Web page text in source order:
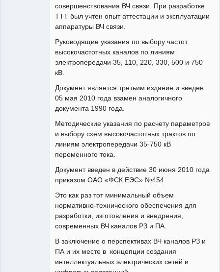
совершенствования ВЧ связи. При разработке
ТТТ был учтен опыт аттестации и эксплуатации
аппаратуры ВЧ связи.
Руководящие указания по выбору частот
высокочастотных каналов по линиям
электропередачи 35, 110, 220, 330, 500 и 750
кВ.
Документ является третьим издание и введен
05 мая 2010 года взамен аналогичного
документа 1990 года.
Методические указания по расчету параметров
и выбору схем высокочастотных трактов по
линиям электропередачи 35-750 кВ
переменного тока.
Документ введен в действие 30 июня 2010 года
приказом ОАО «ФСК ЕЭС» №454
Это как раз тот минимальный объем
нормативно-технического обеспечения для
разработки, изготовления и внедрения,
современных ВЧ каналов РЗ и ПА.
В заключение о перспективах ВЧ каналов РЗ и
ПА и их месте в концепции создания
интеллектуальных электрических сетей и